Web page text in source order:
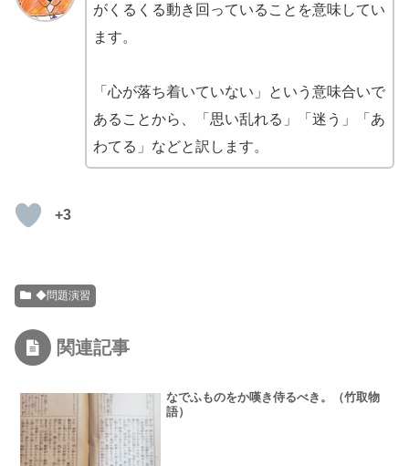
がくるくる動き回っていることを意味してい
ます。
「心が落ち着いていない」という意味合いで
あることから、「思い乱れる」「迷う」「あ
わてる」などと訳します。
+3
◆問題演習
関連記事
なでふものをか嘆き侍るべき。（竹取物
語）